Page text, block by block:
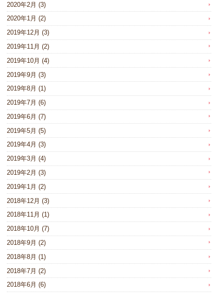
2020年2月 (3)
2020年1月 (2)
2019年12月 (3)
2019年11月 (2)
2019年10月 (4)
2019年9月 (3)
2019年8月 (1)
2019年7月 (6)
2019年6月 (7)
2019年5月 (5)
2019年4月 (3)
2019年3月 (4)
2019年2月 (3)
2019年1月 (2)
2018年12月 (3)
2018年11月 (1)
2018年10月 (7)
2018年9月 (2)
2018年8月 (1)
2018年7月 (2)
2018年6月 (6)